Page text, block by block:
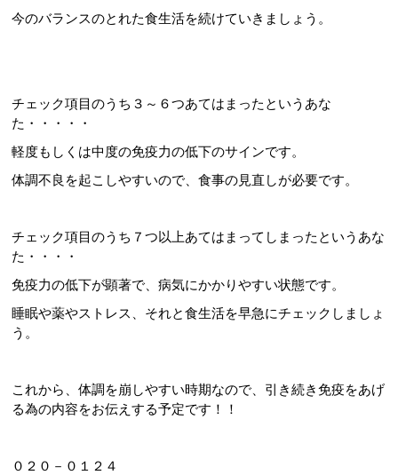
今のバランスのとれた食生活を続けていきましょう。
チェック項目のうち３～６つあてはまったというあな
た・・・・・
軽度もしくは中度の免疫力の低下のサインです。
体調不良を起こしやすいので、食事の見直しが必要です。
チェック項目のうち７つ以上あてはまってしまったというあな
た・・・・
免疫力の低下が顕著で、病気にかかりやすい状態です。
睡眠や薬やストレス、それと食生活を早急にチェックしましょ
う。
これから、体調を崩しやすい時期なので、引き続き免疫をあげ
る為の内容をお伝えする予定です！！
０２０－０１２４